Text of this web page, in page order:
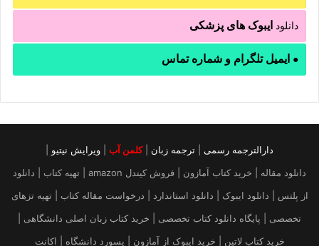
دانلود ایبوک های پزشکی
● ایمیل تلگرام و شماره تماس
دارالترجمه رسمی ترجمه زبان |کلمن آب ویرایش نیتیو
دانلود مقاله | خرید کتاب آمازون | فروش کیندل amazon | تهیه کتاب | دانلود
از پلتس | دانلود ایبوک | دانلود استاندارد | درخواست مقاله کتاب | تهیه تزهای
تخصصی | پایگاه دانلود کتاب تخصصی | خرید کتاب زبان اصلی دانشگاهی |
خرید کتاب لاتین | خرید ایبوک از آمازون | پسورد دانشگاه | اکانت